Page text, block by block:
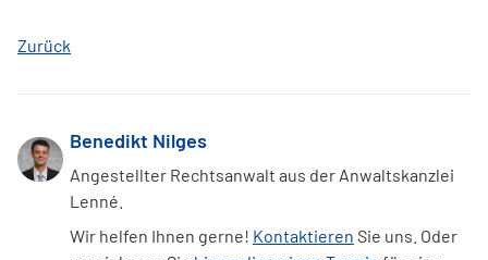
Zurück
Benedikt Nilges
Angestellter Rechtsanwalt aus der Anwaltskanzlei
Lenné.
Wir helfen Ihnen gerne! Kontaktieren Sie uns. Oder